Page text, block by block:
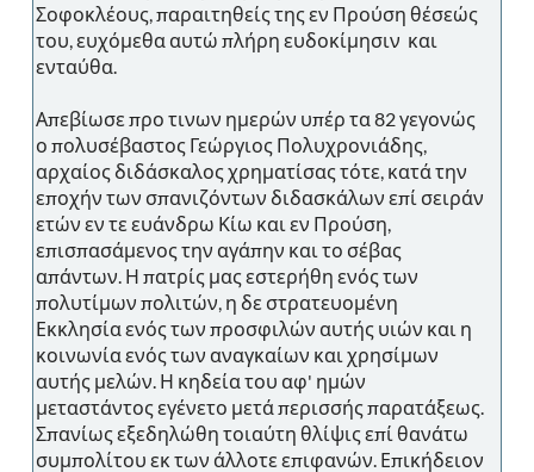
Σοφοκλέους, παραιτηθείς της εν Προύση θέσεώς
του, ευχόμεθα αυτώ πλήρη ευδοκίμησιν και
ενταύθα.
Απεβίωσε προ τινων ημερών υπέρ τα 82 γεγονώς
ο πολυσέβαστος Γεώργιος Πολυχρονιάδης,
αρχαίος διδάσκαλος χρηματίσας τότε, κατά την
εποχήν των σπανιζόντων διδασκάλων επί σειράν
ετών εν τε ευάνδρω Κίω και εν Προύση,
επισπασάμενος την αγάπην και το σέβας
απάντων. Η πατρίς μας εστερήθη ενός των
πολυτίμων πολιτών, η δε στρατευομένη
Εκκλησία ενός των προσφιλών αυτής υιών και η
κοινωνία ενός των αναγκαίων και χρησίμων
αυτής μελών. Η κηδεία του αφ' ημών
μεταστάντος εγένετο μετά περισσής παρατάξεως.
Σπανίως εξεδηλώθη τοιαύτη θλίψις επί θανάτω
συμπολίτου εκ των άλλοτε επιφανών. Επικήδειον